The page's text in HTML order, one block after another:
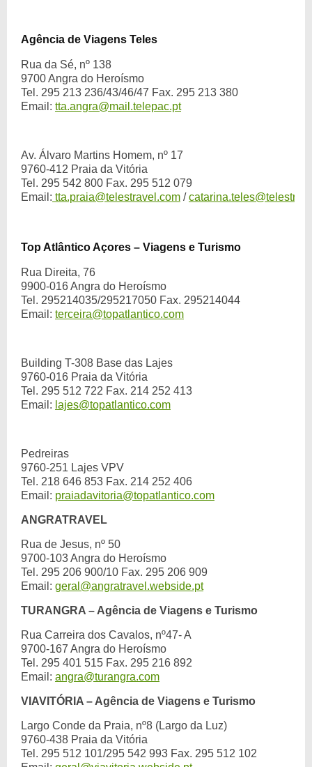
Agência de Viagens Teles
Rua da Sé, nº 138
9700 Angra do Heroísmo
Tel. 295 213 236/43/46/47 Fax. 295 213 380
Email: tta.angra@mail.telepac.pt
Av. Álvaro Martins Homem, nº 17
9760-412 Praia da Vitória
Tel. 295 542 800 Fax. 295 512 079
Email: tta.praia@telestravel.com /
Top Atlântico Açores – Viagens e Turismo
Rua Direita, 76
9900-016 Angra do Heroísmo
Tel. 295214035/295217050 Fax. 295214044
Email: terceira@topatlantico.com
Building T-308 Base das Lajes
9760-016 Praia da Vitória
Tel. 295 512 722 Fax. 214 252 413
Email: lajes@topatlantico.com
Pedreiras
9760-251 Lajes VPV
Tel. 218 646 853 Fax. 214 252 406
Email: praiadavitoria@topatlantico.com
ANGRATRAVEL
Rua de Jesus, nº 50
9700-103 Angra do Heroísmo
Tel. 295 206 900/10 Fax. 295 206 909
Email: geral@angratravel.webside.pt
TURANGRA – Agência de Viagens e Turismo
Rua Carreira dos Cavalos, nº47- A
9700-167 Angra do Heroísmo
Tel. 295 401 515 Fax. 295 216 892
Email: angra@turangra.com
VIAVITÓRIA – Agência de Viagens e Turismo
Largo Conde da Praia, nº8 (Largo da Luz)
9760-438 Praia da Vitória
Tel. 295 512 101/295 542 993 Fax. 295 512 102